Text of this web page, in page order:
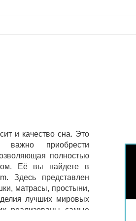
и качество сна. Это
приобрести
полностью
Её вы найдете в
Здесь представлен
матрасы, простыни,
лучших мировых
реализованы самые